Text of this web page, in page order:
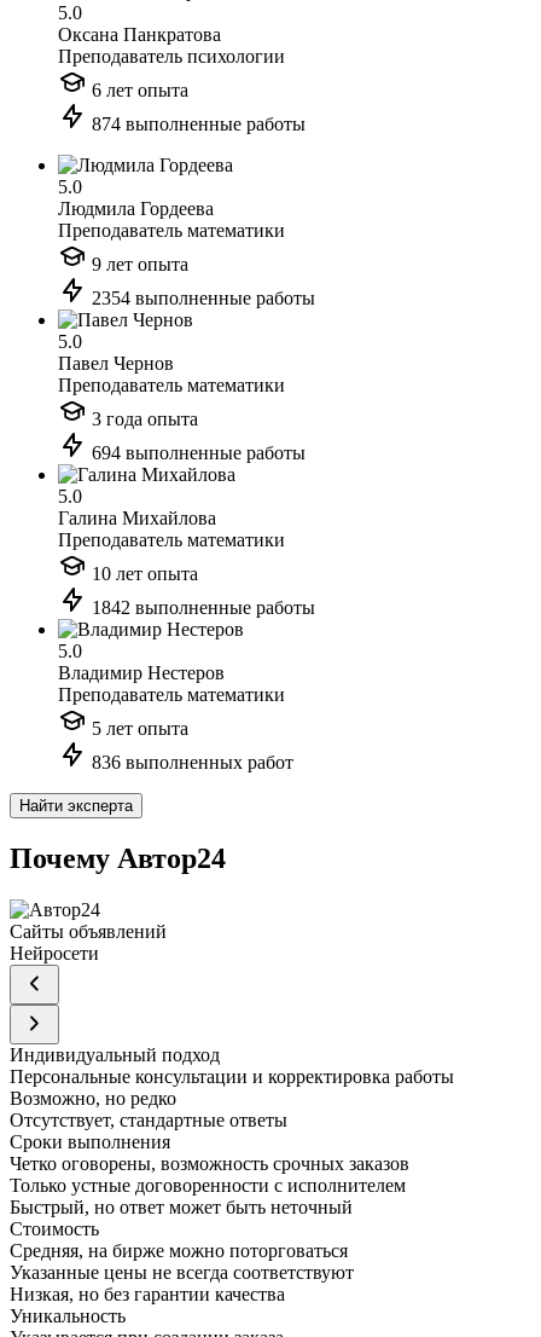
5.0
Оксана Панкратова
Преподаватель психологии
6 лет опыта
874 выполненные работы
5.0
Людмила Гордеева
Преподаватель математики
9 лет опыта
2354 выполненные работы
5.0
Павел Чернов
Преподаватель математики
3 года опыта
694 выполненные работы
5.0
Галина Михайлова
Преподаватель математики
10 лет опыта
1842 выполненные работы
5.0
Владимир Нестеров
Преподаватель математики
5 лет опыта
836 выполненных работ
Найти эксперта
Почему Автор24
Сайты объявлений
Нейросети
Индивидуальный подход
Персональные консультации и корректировка работы
Возможно, но редко
Отсутствует, стандартные ответы
Сроки выполнения
Четко оговорены, возможность срочных заказов
Только устные договоренности с исполнителем
Быстрый, но ответ может быть неточный
Стоимость
Средняя, на бирже можно поторговаться
Указанные цены не всегда соответствуют
Низкая, но без гарантии качества
Уникальность